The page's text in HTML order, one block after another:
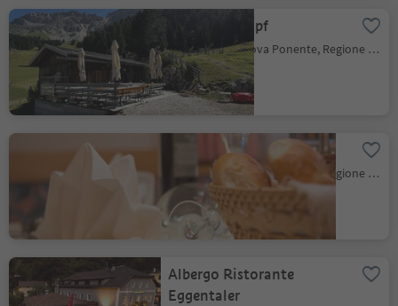
Weigler Schupf
Obereggen, Nova Ponente, Regione dolomitica Val d'Ega
Albergo Specker
Obereggen, Nova Ponente, Regione dolomitica Val d'Ega
Albergo Ristorante
Eggentaler